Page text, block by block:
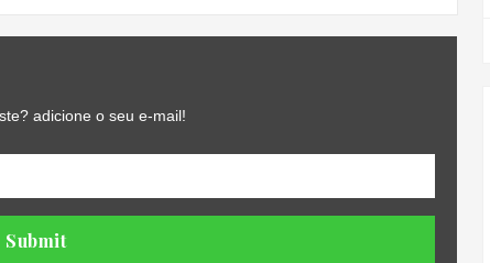
adicione o seu e-mail!